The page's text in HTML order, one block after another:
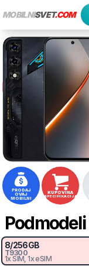
MOBILNISVET.COM
PRODAJ
OVAJ
MOBILNI
KUPOVINA
SPECIFIKACIJA
Podmodeli
8/256GB
T9300
1x SIM, 1x eSIM